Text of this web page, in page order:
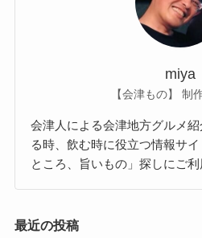
miya
【会津もの】 制
会津人による会津地方グルメ
る時、飲む時に役立つ情報サ
ところ、旨いもの」探しにご利
最近の投稿